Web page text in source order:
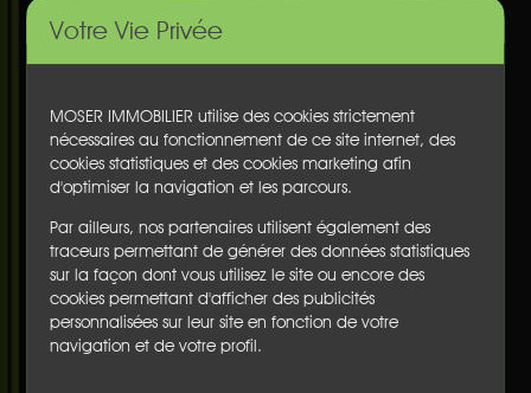
Votre Vie Privée
MOSER IMMOBILIER utilise des cookies strictement
nécessaires au fonctionnement de ce site internet, des
cookies statistiques et des cookies marketing afin
d'optimiser la navigation et les parcours.
Par ailleurs, nos partenaires utilisent également des
traceurs permettant de générer des données statistiques
sur la façon dont vous utilisez le site ou encore des
cookies permettant d'afficher des publicités
personnalisées sur leur site en fonction de votre
navigation et de votre profil.
QUI SOMMES NOUS ?
50 ans, les agences MOSER IMMOBILIER vous
accompagnent et vous conseillent pour vos achats,
ventes, estimations,locations à l'année
de votre copropriété.
MOSER IMMOBILIER, ce sont 5 agences de proximité
àHossegor, Capbreton, Dax, Seignosse
et Angresse.